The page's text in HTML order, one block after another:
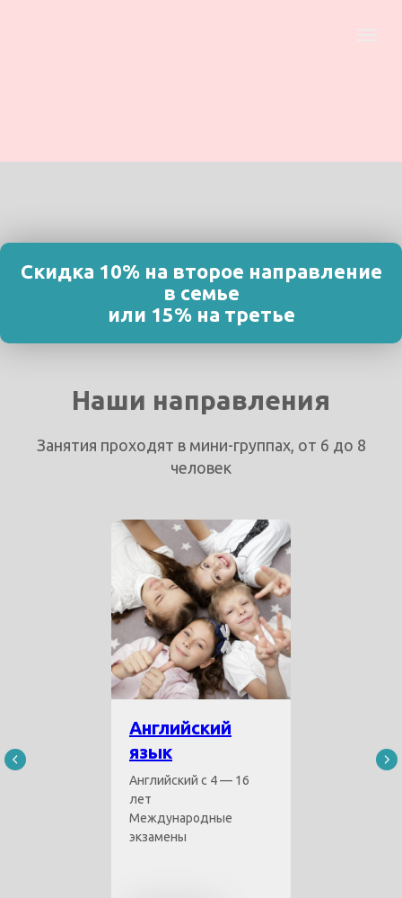
Скидка 10% на второе направление
в семье
или 15% на третье
Наши направления
Занятия проходят в мини-группах, от 6 до 8
человек
Английский
язык
Английский с 4 — 16
лет
Международные
экзамены